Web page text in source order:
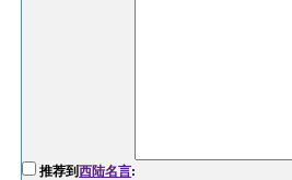
推荐到西陆名言: